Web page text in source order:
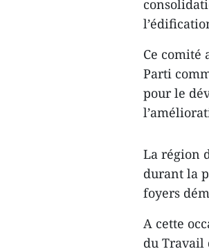
Ce comité
Parti
pour le
La région
durant la
foyers
A cette
du Travail​